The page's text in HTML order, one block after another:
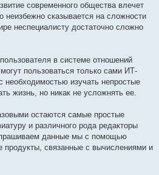
современного общества влечет
сказывается на сложности
неспециалисту достаточно сложно
в системе отношений
пользоваться только сами ИТ-
необходимостью изучать непростые
жизнь, но никак не усложнять ее.
остаются самые простые
и различного рода редакторы
данные мы с помощью
продукты, связанные с вычислениями и